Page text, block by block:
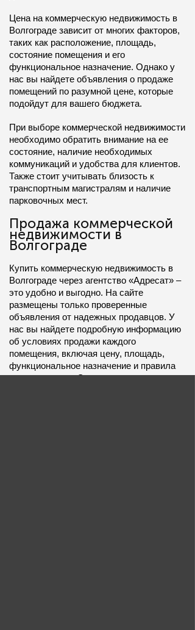
Цена на коммерческую недвижимость в
Волгограде зависит от многих факторов,
таких как расположение, площадь,
состояние помещения и его
функциональное назначение. Однако у
нас вы найдете объявления о продаже
помещений по разумной цене, которые
подойдут для вашего бюджета.
При выборе коммерческой недвижимости
необходимо обратить внимание на ее
состояние, наличие необходимых
коммуникаций и удобства для клиентов.
Также стоит учитывать близость к
транспортным магистралям и наличие
парковочных мест.
Продажа коммерческой
недвижимости в
Волгограде
Купить коммерческую недвижимость в
Волгограде через агентство «Адресат» –
это удобно и выгодно. На сайте
размещены только проверенные
объявления от надежных продавцов. У
нас вы найдете подробную информацию
об условиях продажи каждого
помещения, включая цену, площадь,
функциональное назначение и правила
использования. Это поможет вам